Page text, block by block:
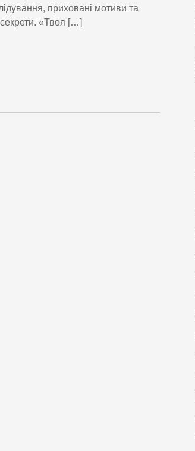
приховані мотиви та
секрети. «Твоя […]